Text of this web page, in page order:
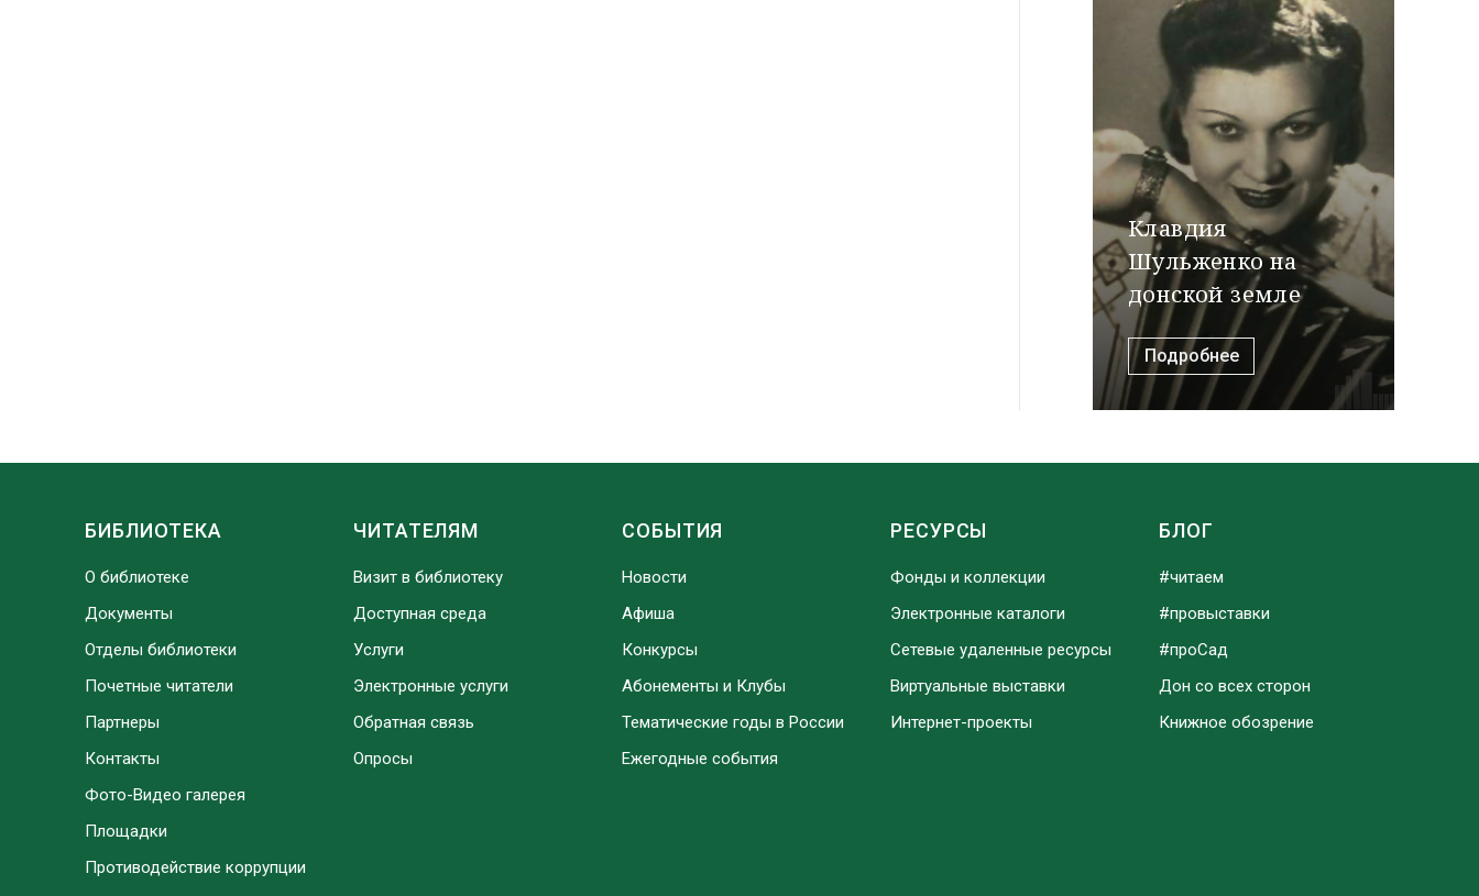
Клавдия
Шульженко на
донской земле
Подробнее
БИБЛИОТЕКА
О библиотеке
Документы
Отделы библиотеки
Почетные читатели
Партнеры
Контакты
Фото-Видео галерея
Площадки
Противодействие коррупции
ЧИТАТЕЛЯМ
Визит в библиотеку
Доступная среда
Услуги
Электронные услуги
Обратная связь
Опросы
СОБЫТИЯ
Новости
Афиша
Конкурсы
Абонементы и Клубы
Тематические годы в России
Ежегодные события
РЕСУРСЫ
Фонды и коллекции
Электронные каталоги
Сетевые удаленные ресурсы
Виртуальные выставки
Интернет-проекты
БЛОГ
#читаем
#провыставки
#проСад
Дон со всех сторон
Книжное обозрение